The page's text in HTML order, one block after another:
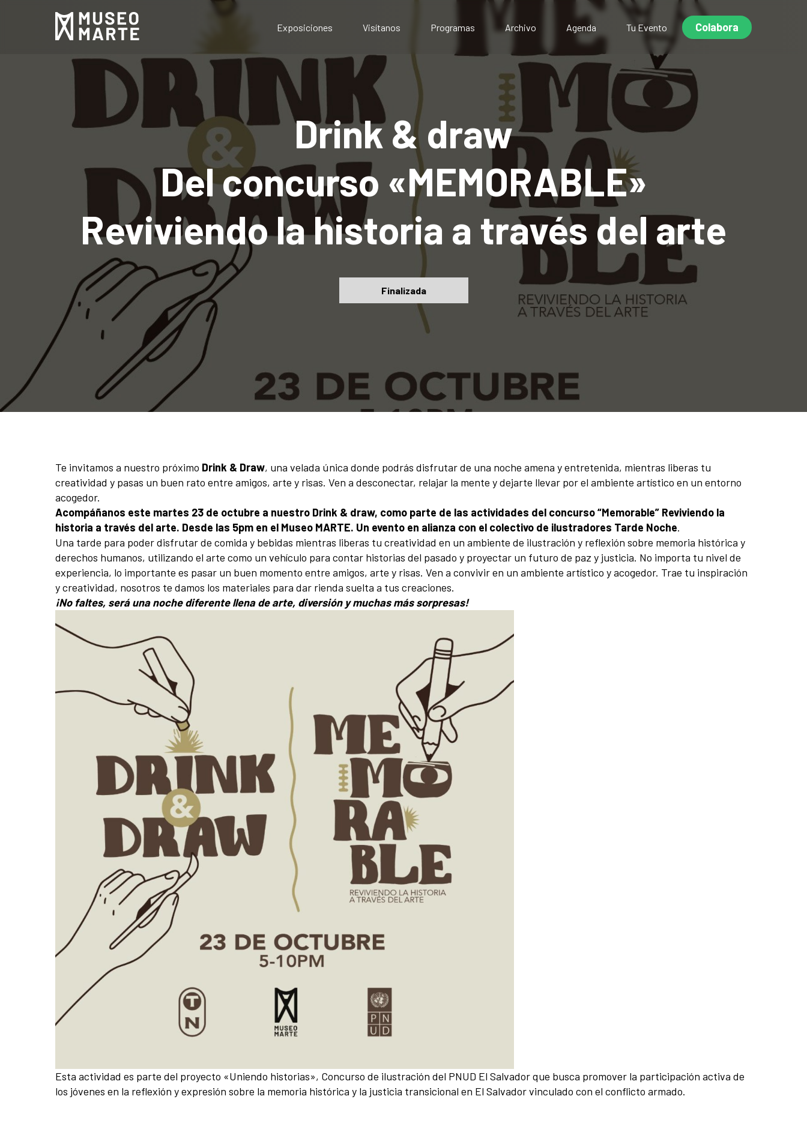
Exposiciones
Exposiciones virtuales
Visítanos
Programas
Comunitario
Archivo Agenda Tu Evento Colabora
Drink & draw
Del concurso «MEMORABLE»
Reviviendo la historia a través del arte
Finalizada
Te invitamos a nuestro próximo Drink & Draw, una velada única donde podrás disfrutar de una noche amena y entretenida, mientras liberas tu
creatividad y pasas un buen rato entre amigos, arte y risas. Ven a desconectar, relajar la mente y dejarte llevar por el ambiente artístico en un entorno
acogedor.
Acompáñanos este martes 23 de octubre a nuestro Drink & draw, como parte de las actividades del concurso “Memorable” Reviviendo la
historia a través del arte. Desde las 5pm en el Museo MARTE. Un evento en alianza con el colectivo de ilustradores Tarde Noche.
Una tarde para poder disfrutar de comida y bebidas mientras liberas tu creatividad en un ambiente de ilustración y reflexión sobre memoria histórica y
derechos humanos, utilizando el arte como un vehículo para contar historias del pasado y proyectar un futuro de paz y justicia. No importa tu nivel de
experiencia, lo importante es pasar un buen momento entre amigos, arte y risas. Ven a convivir en un ambiente artístico y acogedor. Trae tu inspiración
y creatividad, nosotros te damos los materiales para dar rienda suelta a tus creaciones.
¡No faltes, será una noche diferente llena de arte, diversión y muchas más sorpresas!
Esta actividad es parte del proyecto «Uniendo historias», Concurso de ilustración del PNUD El Salvador que busca promover la participación activa de
los jóvenes en la reflexión y expresión sobre la memoria histórica y la justicia transicional en El Salvador vinculado con el conflicto armado.